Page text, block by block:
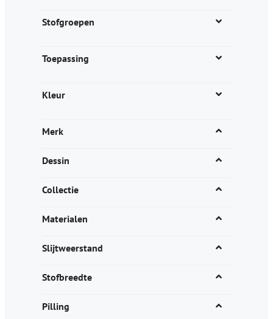
Stofgroepen
Toepassing
Kleur
Merk
Dessin
Collectie
Materialen
Slijtweerstand
Stofbreedte
Pilling